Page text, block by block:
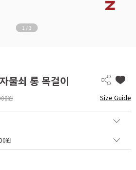
1 / 3
물쇠 롱 목걸이
원 Size Guide
원